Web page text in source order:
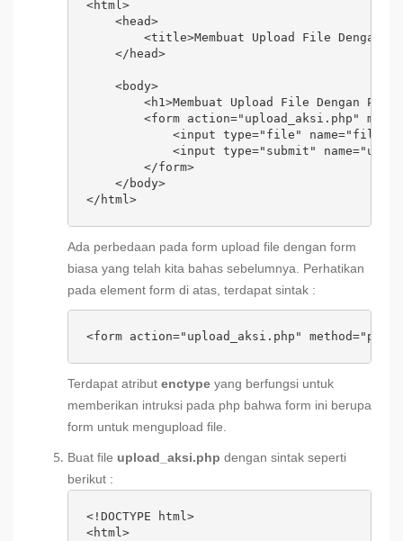
<html>
    <head>
<title>Membuat Upload File Dengan
    </head>
    <body>
<h1>Membuat Upload File Dengan PHP
<form action="upload_aksi.php"
            <input type="file" name="file">
<input type="submit"
        </form>
    </body>
</html>
Ada perbedaan pada form upload file dengan form
biasa yang telah kita bahas sebelumnya. Perhatikan
pada element form di atas, terdapat sintak :
<form action="upload_aksi.php"
Terdapat atribut enctype yang berfungsi untuk
memberikan intruksi pada php bahwa form ini berupa
form untuk mengupload file.
Buat file upload_aksi.php dengan sintak seperti
berikut :
<!DOCTYPE html>
<html>